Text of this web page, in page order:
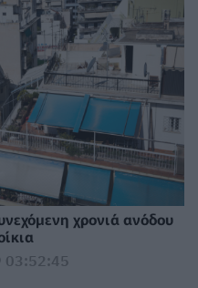
χρονιά ανόδου
03:52:45